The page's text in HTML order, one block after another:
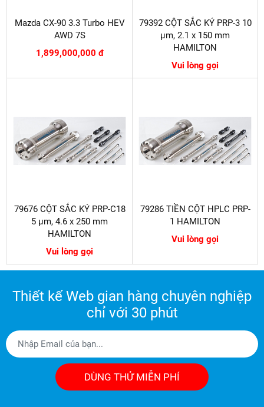
Mazda CX-90 3.3 Turbo HEV
AWD 7S
1,899,000,000 đ
79392 CỘT SẮC KÝ PRP-3 10
µm, 2.1 x 150 mm
HAMILTON
Vui lòng gọi
79676 CỘT SẮC KÝ PRP-C18
5 µm, 4.6 x 250 mm
HAMILTON
Vui lòng gọi
79286 TIỀN CỘT HPLC PRP-
1 HAMILTON
Vui lòng gọi
Thiết kế Web gian hàng chuyên nghiệp
chỉ với 30 phút
DÙNG THỬ MIỄN PHÍ